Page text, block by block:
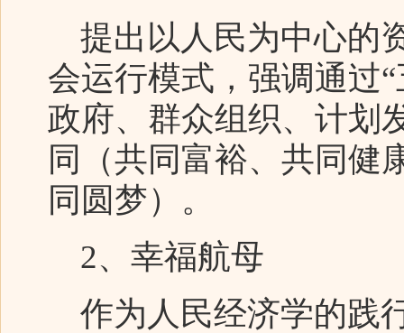
提出以人民为中心的
会运行模式，强调通过
政府、群众组织、计划
同（共同富裕、共同健
同圆梦）。
2、幸福航母
作为人民经济学的践